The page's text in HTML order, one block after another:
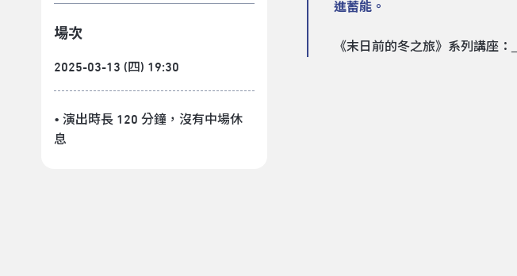
場次
2025-03-13 (四) 19:30
• 演出時長 120 分鐘 ，沒有中場休
息
進蓄能。
《末日前的冬之旅》系列講座：